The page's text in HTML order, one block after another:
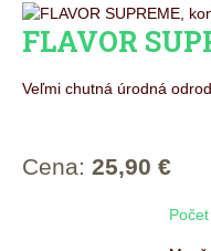
FLAVOR
Veľmi chutná úrodná
Cena: 25,90 €